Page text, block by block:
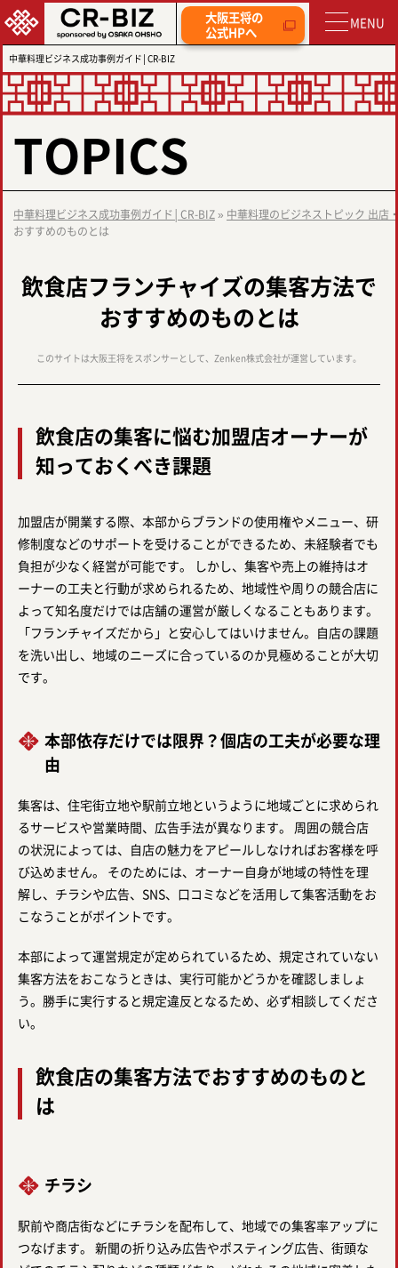
中華料理ビジネス成功事例ガイド│CR-BIZ
大阪王将の
公式HPへ
TOPICS
中華料理ビジネス成功事例ガイド│CR-BIZ» 中華料理のビジネストピック 出店
おすすめのものとは
飲食店フランチャイズの集客方法で
おすすめのものとは
このサイトは大阪王将をスポンサーとして、Zenken株式会社が運営しています。
飲食店の集客に悩む加盟店オーナーが
知っておくべき課題
加盟店が開業する際、本部からブランドの使用権やメニュー、研
修制度などのサポートを受けることができるため、未経験者でも
負担が少なく経営が可能です。 しかし、集客や売上の維持はオ
ーナーの工夫と行動が求められるため、地域性や周りの競合店に
よって知名度だけでは店舗の運営が厳しくなることもあります。
「フランチャイズだから」と安心してはいけません。自店の課題
を洗い出し、地域のニーズに合っているのか見極めることが大切
です。
本部依存だけでは限界？個店の工夫が必要な理
由
集客は、住宅街立地や駅前立地というように地域ごとに求められ
るサービスや営業時間、広告手法が異なります。 周囲の競合店
の状況によっては、自店の魅力をアピールしなければお客様を呼
び込めません。 そのためには、オーナー自身が地域の特性を理
解し、チラシや広告、SNS、口コミなどを活用して集客活動をお
こなうことがポイントです。
本部によって運営規定が定められているため、規定されていない
集客方法をおこなうときは、実行可能かどうかを確認しましょ
う。勝手に実行すると規定違反となるため、必ず相談してくださ
い。
飲食店の集客方法でおすすめのものと
は
チラシ
駅前や商店街などにチラシを配布して、地域での集客率アップに
つなげます。 新聞の折り込み広告やポスティング広告、街頭な